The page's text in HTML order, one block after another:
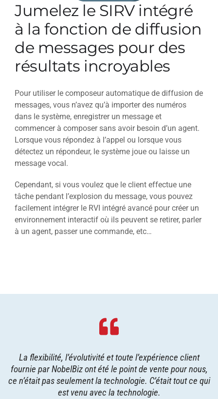
Jumelez le SIRV intégré
à la fonction de diffusion
de messages pour des
résultats incroyables
Pour utiliser le composeur automatique de diffusion de
messages, vous n’avez qu’à importer des numéros
dans le système, enregistrer un message et
commencer à composer sans avoir besoin d’un agent.
Lorsque vous répondez à l’appel ou lorsque vous
détectez un répondeur, le système joue ou laisse un
message vocal.
Cependant, si vous voulez que le client effectue une
tâche pendant l’explosion du message, vous pouvez
facilement intégrer le RVI intégré avancé pour créer un
environnement interactif où ils peuvent se retirer, parler
à un agent, passer une commande, etc…
La flexibilité, l’évolutivité et toute l’expérience client
fournie par NobelBiz ont été le point de vente pour nous,
ce n’était pas seulement la technologie. C’était tout ce qui
est venu avec la technologie.